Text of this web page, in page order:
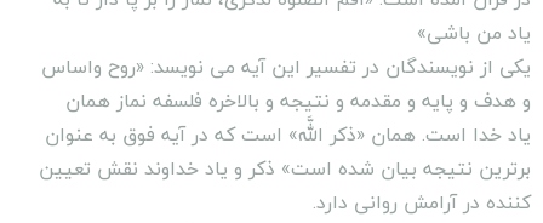
یاد من باشى»
یکى از نویسندگان در تفسیر این آیه مى نویسد: «روح واساس
و هدف و پایه و مقدمه و نتیجه و بالاخره فلسفه نماز همان
یاد خدا است. همان «ذکر اللَّه» است که در آیه فوق به عنوان
برترین نتیجه بیان شده است» ذکر و یاد خداوند نقش تعیین
کننده در آرامش روانى دارد.